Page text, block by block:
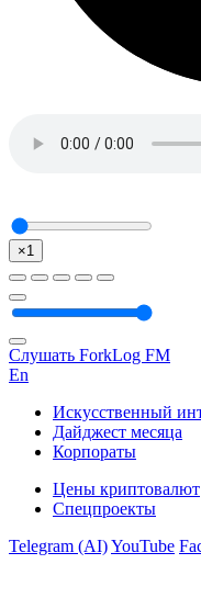
×1
Слушать ForkLog FM
En
Искусственный
Дайджест месяца
Корпораты
Цены криптовалют
Спецпроекты
Telegram (AI)YouTube